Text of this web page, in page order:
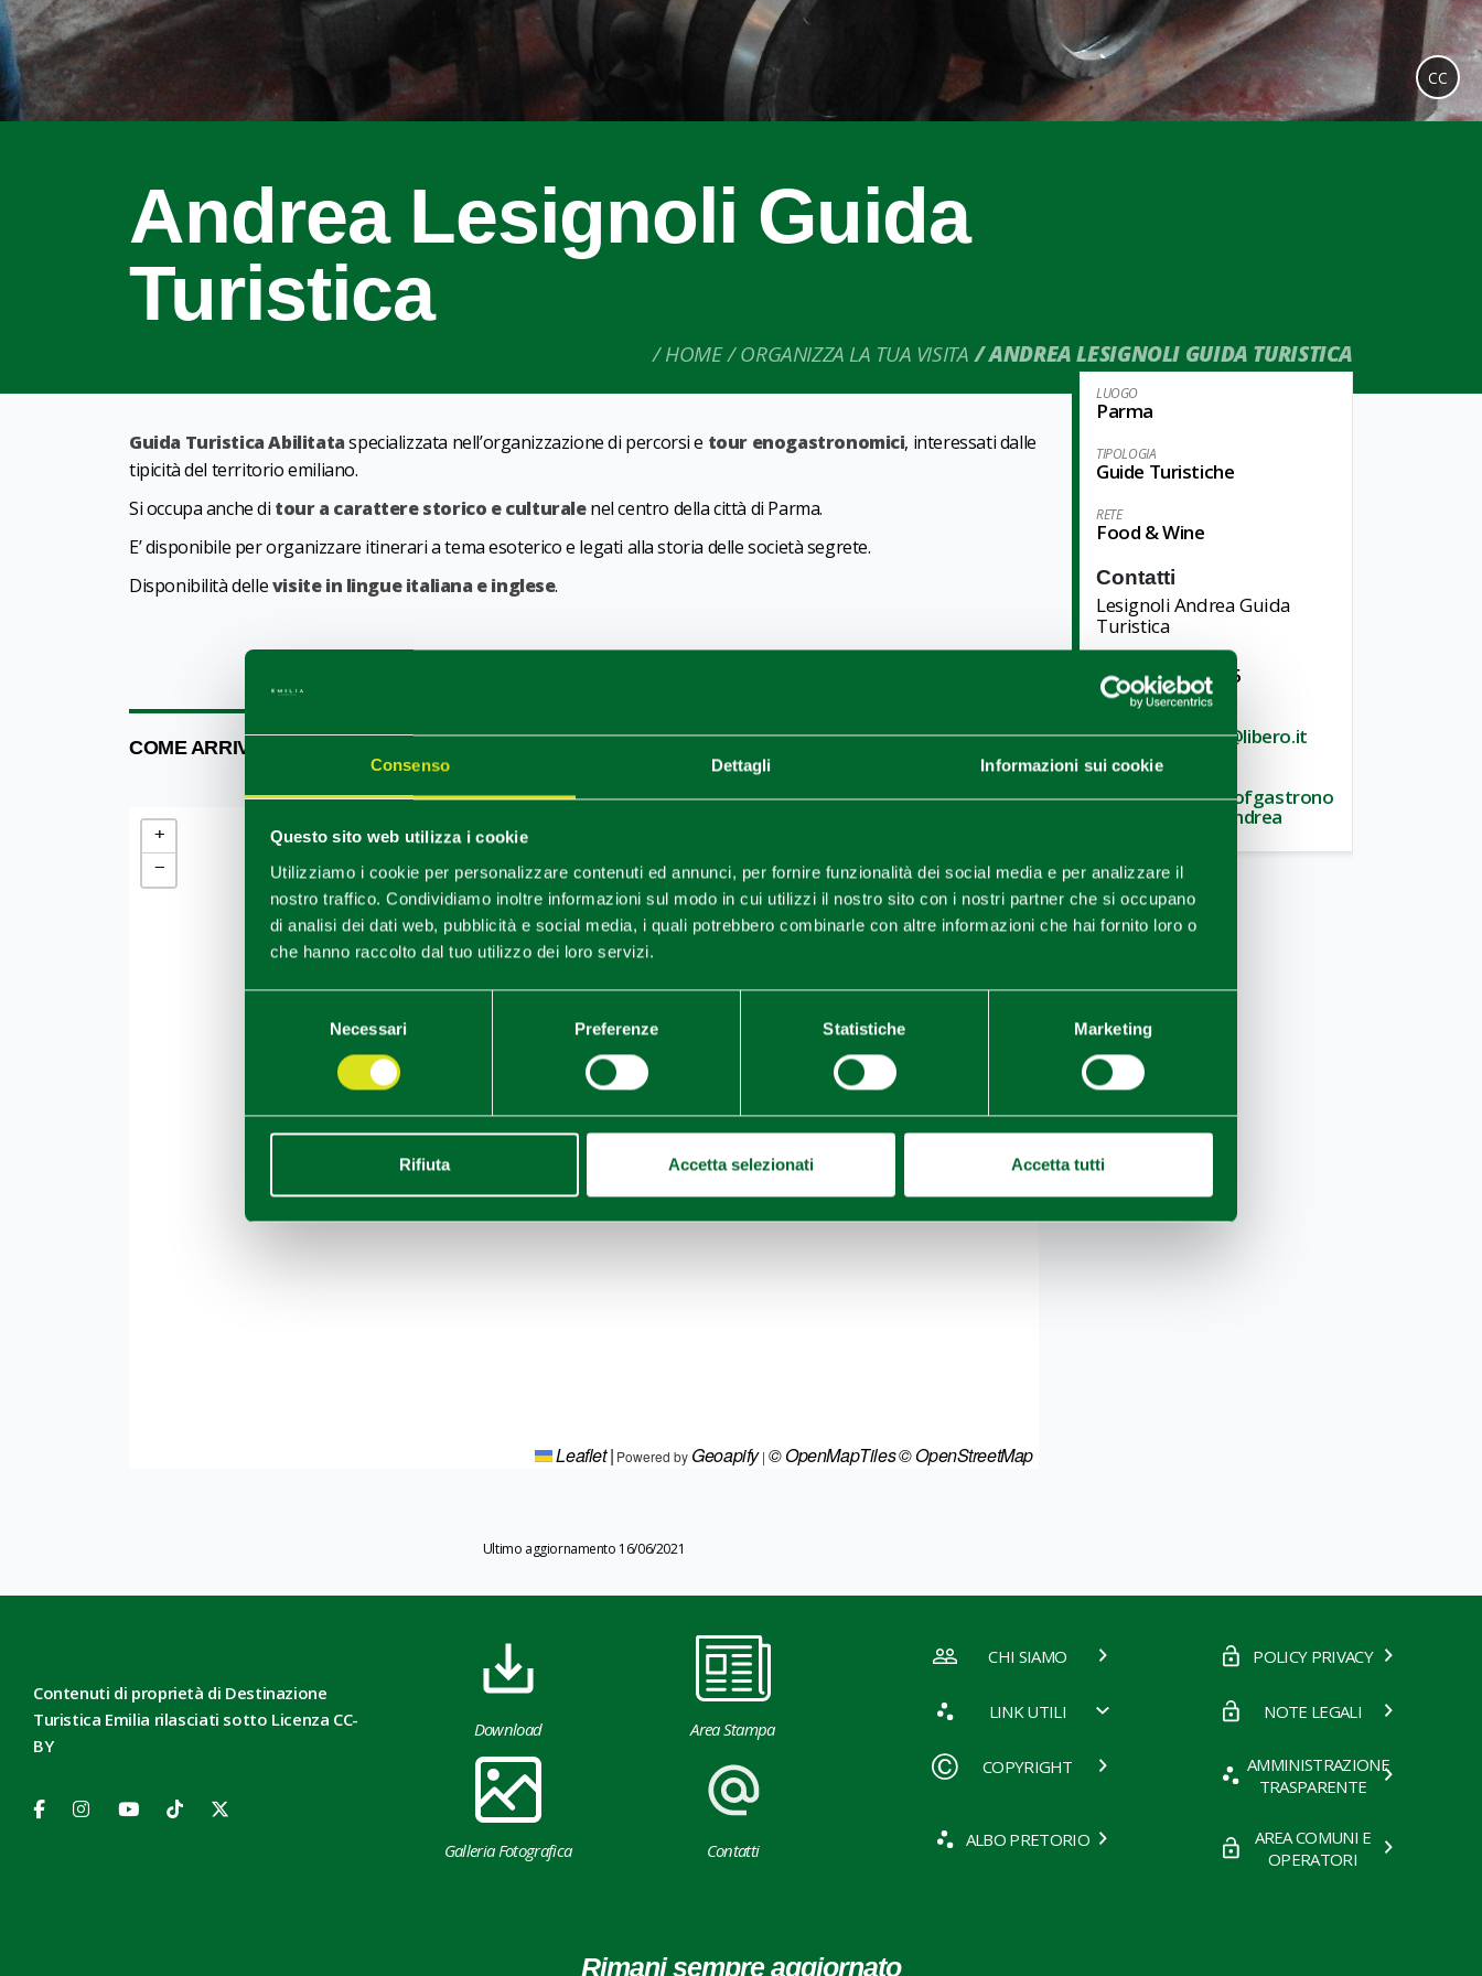
Consenso Dettagli Informazioni sui cookie
Questo sito web utilizza i cookie
Utilizziamo i cookie per personalizzare contenuti ed annunci, per fornire funzionalità dei social media e per analizzare il
nostro traffico. Condividiamo inoltre informazioni sul modo in cui utilizzi il nostro sito con i nostri partner che si occupano
di analisi dei dati web, pubblicità e social media, i quali potrebbero combinarle con altre informazioni che hai fornito loro o
che hanno raccolto dal tuo utilizzo dei loro servizi.
Necessari Preferenze Statistiche Marketing
Rifiuta Accetta selezionati Accetta tutti
Andrea Lesignoli Guida
Turistica
HOME ORGANIZZA LA TUA VISITA ANDREA LESIGNOLI GUIDA TURISTICA
CC
LUOGO
Parma
TIPOLOGIA
Guide Turistiche
RETE
Food & Wine
Contatti
Lesignoli Andrea Guida
Turistica
+39 333 6017695
andrealesignoli@libero.it
www.parmacityofgastrono
my.it/lesignoli-andrea
Guida Turistica Abilitataspecializzata nell’organizzazione di percorsi e tour enogastronomici, interessati dalle
tipicità del territorio emiliano.
Si occupa anche di tour a carattere storico e culturalenel centro della città di Parma.
E’ disponibile per organizzare itinerari a tema esoterico e legati alla storia delle società segrete.
Disponibilità dellevisite in lingue italiana e inglese.
1/0
COME ARRIVARE
+
−
Leaflet| Powered by Geoapify| © OpenMapTiles© OpenStreetMap
Ultimo aggiornamento 16/06/2021
Contenuti di proprietà di Destinazione
Turistica Emilia rilasciati sotto Licenza CC-
BY
Download Area Stampa
Galleria Fotografica Contatti
CHI SIAMO POLICY PRIVACY
LINK UTILI NOTE LEGALI
COPYRIGHT
AMMINISTRAZIONE
TRASPARENTE
ALBO PRETORIO
AREA COMUNI E
OPERATORI
Rimani sempre aggiornato